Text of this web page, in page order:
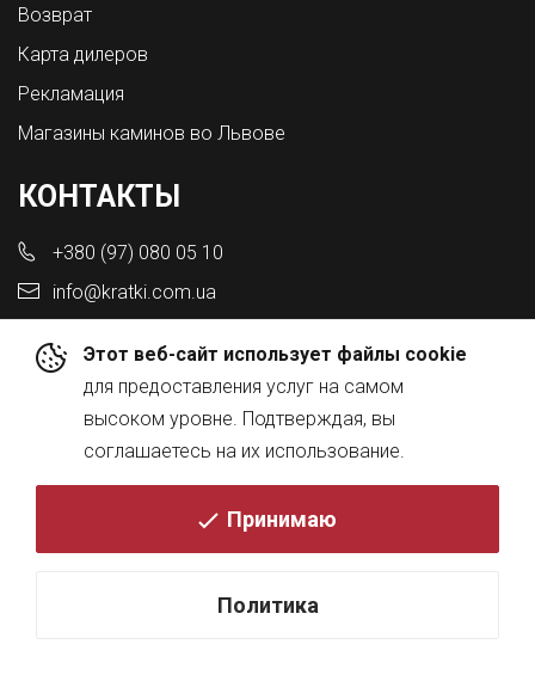
Этот веб-сайт использует файлы cookie
для предоставления услуг на самом
высоком уровне. Подтверждая, вы
соглашаетесь на их использование.
Принимаю
Политика
Возврат
Карта дилеров
Рекламация
Магазины каминов во Львове
КОНТАКТЫ
+380 (97) 080 05 10
info@kratki.com.ua
АДРЕС
Львовская обл., с. Конопниця,